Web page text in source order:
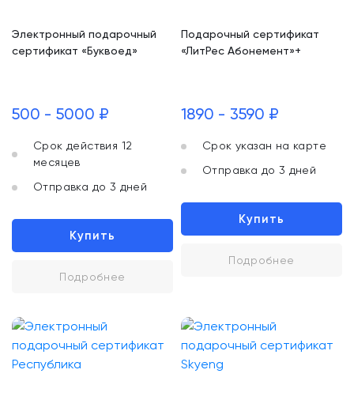
Электронный подарочный
сертификат «Буквоед»
500 - 5000 ₽
Срок действия 12
месяцев
Отправка до 3 дней
Купить
Подробнее
Подарочный сертификат
«ЛитРес Абонемент»+
1890 - 3590 ₽
Срок указан на карте
Отправка до 3 дней
Купить
Подробнее